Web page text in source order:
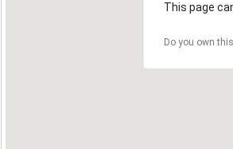
This page
Do you own